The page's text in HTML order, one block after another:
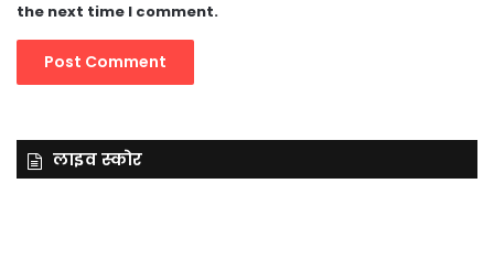
the next time I comment.
लाइव स्कोर